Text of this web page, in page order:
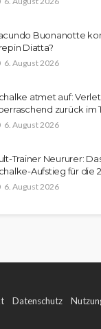
Buonanotte
Diatta?
6. August 2026
atmet auf:
zurück im
6. August 2026
Trainer Neururer:
Aufstieg für die
6. August 2026
Datenschutz